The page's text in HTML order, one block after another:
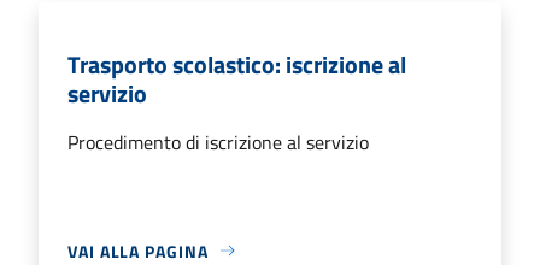
Trasporto scolastico: iscrizione al
servizio
Procedimento di iscrizione al servizio
VAI ALLA PAGINA